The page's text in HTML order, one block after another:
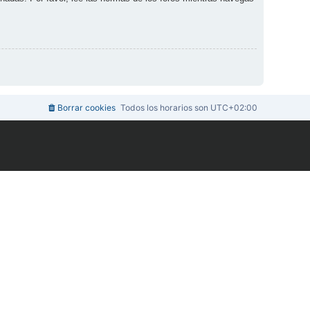
Todos los horarios son UTC+02:00
Borrar cookies